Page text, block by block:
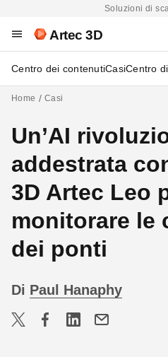
Soluzioni di
Artec 3D
Centro dei contenutiCasiCentro
Home Casi
Un’AI
addestrata
3D Artec Leo
monitorare le
dei ponti
Di Paul Hanaphy